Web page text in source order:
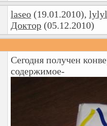
laseo (19.01.2010), lylyl
Доктор (05.12.2010)
Сегодня получен
содержимое-